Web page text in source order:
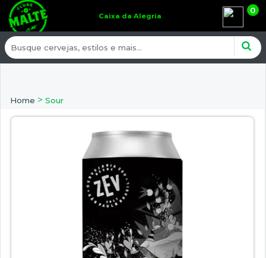
Caixa da Alegria
0
Home > Sour